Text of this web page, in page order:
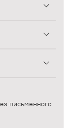
письменного